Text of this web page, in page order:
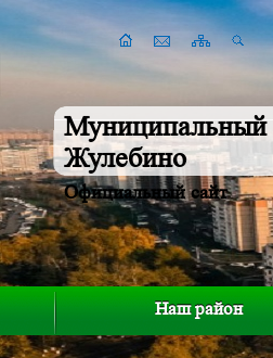
Муниципальный
Жулебино
Официальный сайт
Наш район